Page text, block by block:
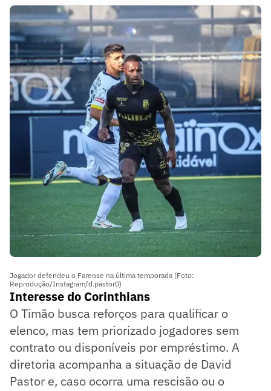
Jogador defendeu o Farense na última temporada (Foto:
Reprodução/Instagram/d.pastor0)
Interesse do Corinthians
O Timão busca reforços para qualificar o
elenco, mas tem priorizado jogadores sem
contrato ou disponíveis por empréstimo. A
diretoria acompanha a situação de David
Pastor e, caso ocorra uma rescisão ou o